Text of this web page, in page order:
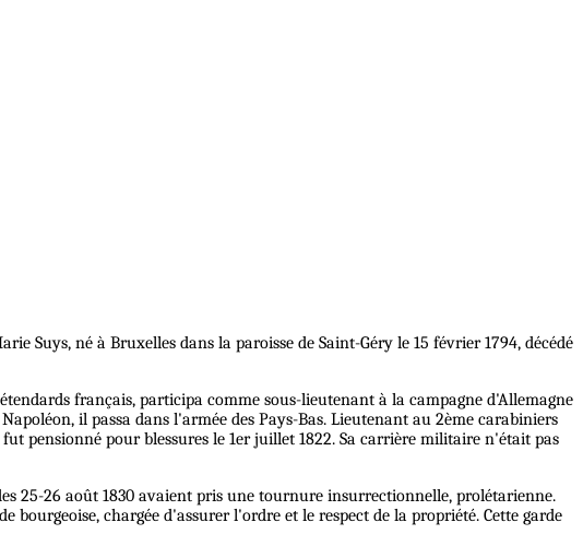
Suys, né à Bruxelles dans la paroisse de Saint-Géry le 15 février 1794, décédé
français, participa comme sous-lieutenant à la campagne d'Allemagne
il passa dans l'armée des Pays-Bas. Lieutenant au 2ème carabiniers
pensionné pour blessures le 1er juillet 1822. Sa carrière militaire n'était pas
25-26 août 1830 avaient pris une tournure insurrectionnelle, prolétarienne.
chargée d'assurer l'ordre et le respect de la propriété. Cette garde